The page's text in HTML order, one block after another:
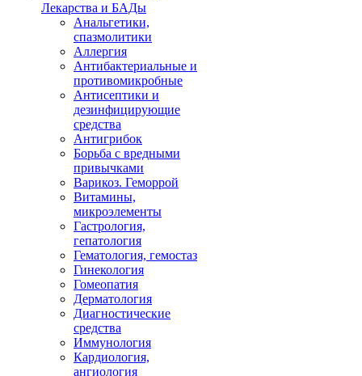
Лекарства и БАДы
Анальгетики,
спазмолитики
Аллергия
Антибактериальные и
противомикробные
Антисептики и
дезинфицирующие
средства
Антигрибок
Борьба с вредными
привычками
Варикоз. Геморрой
Витамины,
микроэлементы
Гастрология,
гепатология
Гематология, гемостаз
Гинекология
Гомеопатия
Дерматология
Диагностические
средства
Иммунология
Кардиология,
ангиология